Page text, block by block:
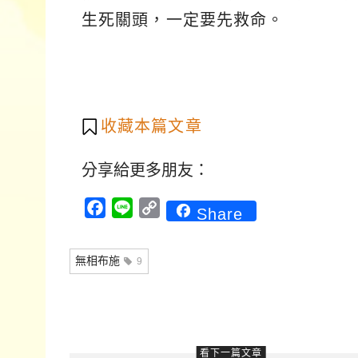
生死關頭，一定要先救命。
收藏本篇文章
分享給更多朋友：
Facebook
Line
CopyShare
無相布施 9
看下一篇文章